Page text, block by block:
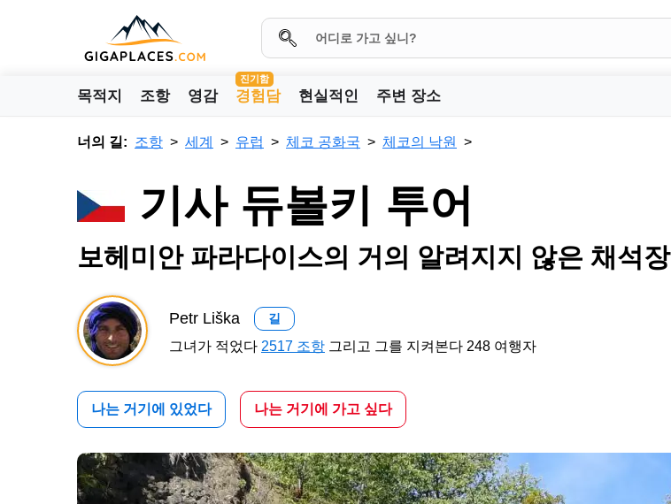
목적지 조항 영감
진기함
경험담 현실적인 주변 장소
너의 길: 조항 세계 유럽 체코 공화국 체코의 낙원
기사 듀볼키 투어
보헤미안 파라다이스의 거의 알려지지 않은 채석장
Petr Liška 길
그녀가 적었다 2517 조항 그리고 그를 지켜본다 248 여행자
나는 거기에 있었다 나는 거기에 가고 싶다